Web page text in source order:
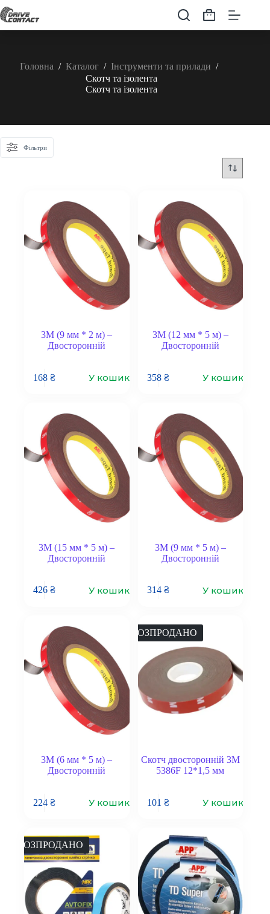
Перейти
до
Кошик
Головна / Каталог / Інструменти та прилади /
Скотч та ізолента
Скотч та ізолента
Фільтри
3M (9 мм * 2 м) –
Двосторонній
168₴ У кошик
3M (12 мм * 5 м) –
Двосторонній
358 ₴ У кошик
3M (15 мм * 5 м) –
Двосторонній
426₴ У кошик
3M (9 мм * 5 м) –
Двосторонній
314 ₴ У кошик
3M (6 мм * 5 м) –
Двосторонній
224₴ У кошик
РОЗПРОДАНО
Скотч двосторонній 3M
5386F 12*1,5 мм
101 ₴ У кошик
РОЗПРОДАНО